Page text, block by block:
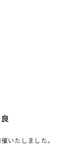
いたしました。